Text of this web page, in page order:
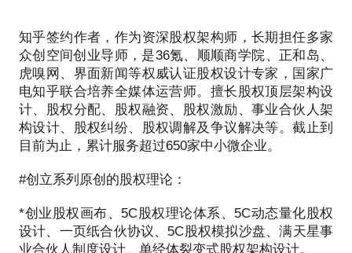
作为资深股权专家，我将为陌陌集团提供一系列高质
量的咨询服务交付，为公司的长期发展提供重要的支
持。我的工作将为公司带来显著的商业价值和社会价
值，并为我自己在股权方面的专业知识和技能提供了
我作为资深股权专家顾问提供了专业的咨询服务，在
整个过程中，我充分发挥了自己作为资深股权专家顾
问的专业知识和经验，为公司提供了全方位、高质量
的股权咨询交付服务。我的交付成果不仅为公司打造
了科学合理、运行有效的股权架构和合伙规则，还为
业绩和员工满意度。
通过我作为资深股权专家顾问的服务，宝宝树集团获
得了更加合规、高效和有竞争力的薪酬体系设计和股
权激励计划，从而提高公司的绩效和竞争力。同时，
我个人的发挥也为宝宝树集团提供专业的咨询和指
导，以确保公司的薪酬政策和股权激励计划始终保持
3. 提供持续咨询服务：
股权激励方案实施过程中，我还提供了持续的咨询服
务，帮助公司解决了在实施过程中遇到的各种问题。
及时反馈实施情况，提供调整方案，为股权激励的顺
利实施提供了支持。
4. 提升员工积极性：
了员工的积极性。我帮助制定的激励方案能够更好地
激发员工的工作热情，增强员工的归属感和忠诚度，
正、透明和合理。
2. 提供股权激励计划咨询服务：
作为股权专家，为探探公司提供了合规的股权激励计
划咨询服务。帮助公司设计了符合当地法规和行业标
准的股权激励计划，明确了股权激励的细节和实施方
案，从而为公司提供了实施股权激励计划的可行性和
可持续性。
3. 提供持续咨询服务：
在股权激励计划实施过程中，为公司提供了持续的咨
知乎签约作者，作为资深股权架构师，长期担任多家
众创空间创业导师，是36氪、顺顺商学院、正和岛、
虎嗅网、界面新闻等权威认证股权设计专家，国家广
电知乎联合培养全媒体运营师。擅长股权顶层架构设
计、股权分配、股权融资、股权激励、事业合伙人架
构设计、股权纠纷、股权调解及争议解决等。截止到
目前为止，累计服务超过650家中小微企业。
#创立系列原创的股权理论：
*创业股权画布、5C股权理论体系、5C动态量化股权
设计、一页纸合伙协议、5C股权模拟沙盘、满天星事
业合伙人制度设计、单经体裂变式股权架构设计。